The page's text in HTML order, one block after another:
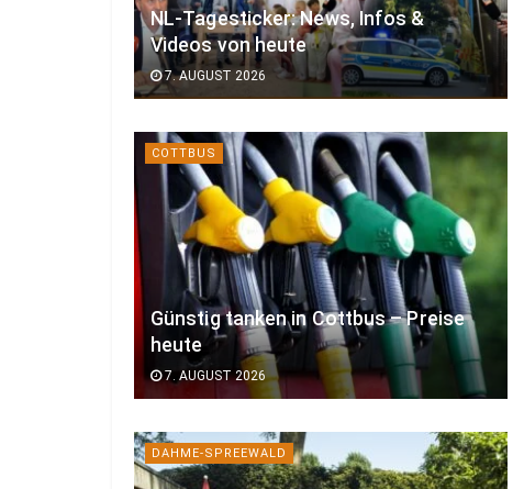
NL-Tagesticker: News, Infos &
Videos von heute
7. AUGUST 2026
COTTBUS
Günstig tanken in Cottbus – Preise
heute
7. AUGUST 2026
DAHME-SPREEWALD